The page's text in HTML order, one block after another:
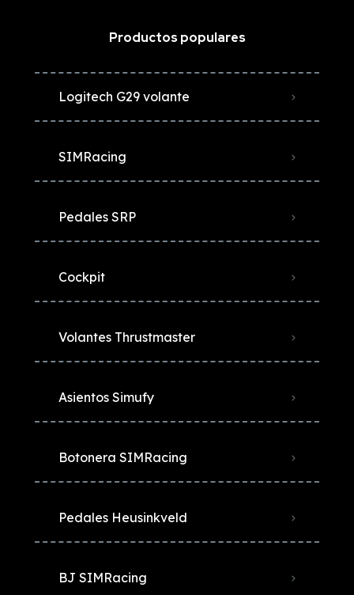
Productos populares
Logitech G29 volante
SIMRacing
Pedales SRP
Cockpit
Volantes Thrustmaster
Asientos Simufy
Botonera SIMRacing
Pedales Heusinkveld
BJ SIMRacing